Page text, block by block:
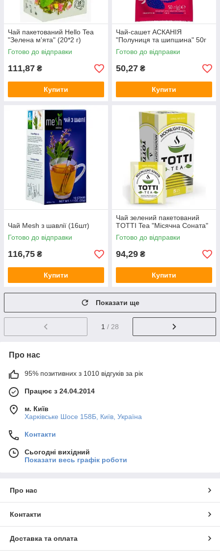
Чай пакетований Hello Tea
"Зелена м'ята" (20*2 г)
Готово до відправки
111,87 ₴
Купити
Чай-сашет АСКАНІЯ
"Полуниця та шипшина" 50г
Готово до відправки
50,27 ₴
Купити
Чай Mesh з шавлії (16шт)
Готово до відправки
116,75 ₴
Купити
Чай зелений пакетований
TОТТІ Tea "Місячна Соната"
Готово до відправки
94,29 ₴
Купити
Показати ще
1 / 28
Про нас
95% позитивних з 1010 відгуків за рік
Працює з 24.04.2014
м. Київ
Харківське Шосе 158Б, Київ, Україна
Контакти
Сьогодні вихідний
Показати весь графік роботи
Про нас
Контакти
Доставка та оплата